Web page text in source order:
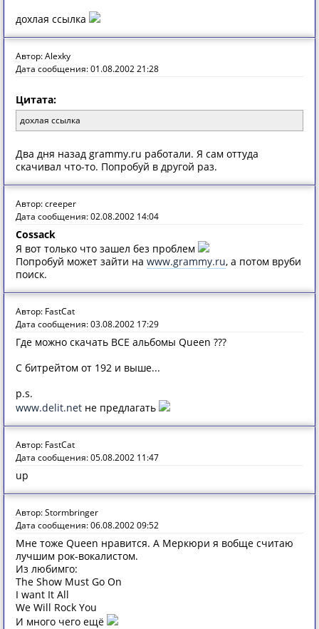
дохлая ссылка
Автор: Alexky
Дата сообщения: 01.08.2002 21:28
Цитата:
дохлая ссылка
Два дня назад grammy.ru работали. Я сам оттуда
скачивал что-то. Попробуй в другой раз.
Автор: creeper
Дата сообщения: 02.08.2002 14:04
Cossack
Я вот только что зашел без проблем
Попробуй может зайти на www.grammy.ru, a потом вруби
поиск.
Автор: FastCat
Дата сообщения: 03.08.2002 17:29
Где можно скачать ВСЕ альбомы Queen ???
С битрейтом от 192 и выше...
p.s.
www.delit.net не предлагать
Автор: FastCat
Дата сообщения: 05.08.2002 11:47
up
Автор: Stormbringer
Дата сообщения: 06.08.2002 09:52
Мне тоже Queen нравится. А Меркюри я вобще считаю
лучшим рок-вокалистом.
Из любимго:
The Show Must Go On
I want It All
We Will Rock You
И много чего ещё